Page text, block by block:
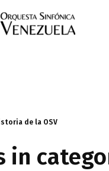
de la OSV
in